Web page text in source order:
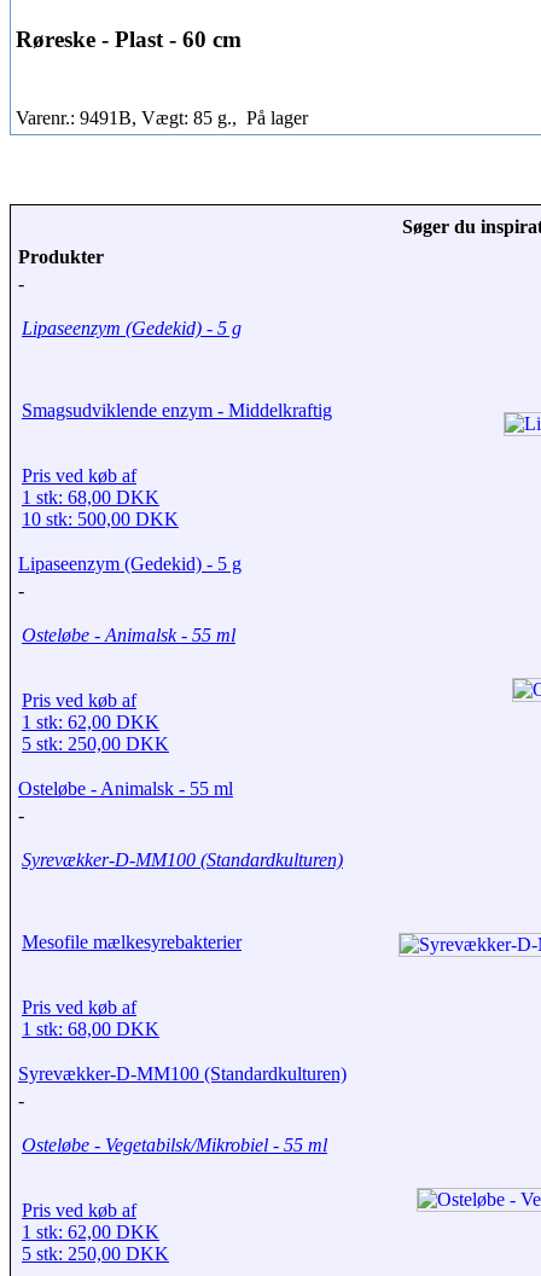
Røreske - Plast - 60 cm
Varenr.: 9491B, Vægt: 85 g., På lager
Søger du
Produkter
-
Lipaseenzym (Gedekid) - 5 g
Smagsudviklende enzym - Middelkraftig
Pris ved køb af
1 stk: 68,00 DKK
10 stk: 500,00 DKK
Lipaseenzym (Gedekid) - 5 g
-
Osteløbe - Animalsk - 55 ml
Pris ved køb af
1 stk: 62,00 DKK
5 stk: 250,00 DKK
Osteløbe - Animalsk - 55 ml
-
Syrevækker-D-MM100 (Standardkulturen)
Mesofile mælkesyrebakterier
Pris ved køb af
1 stk: 68,00 DKK
Syrevækker-D-MM100 (Standardkulturen)
-
Osteløbe - Vegetabilsk/Mikrobiel - 55 ml
Pris ved køb af
1 stk: 62,00 DKK
5 stk: 250,00 DKK